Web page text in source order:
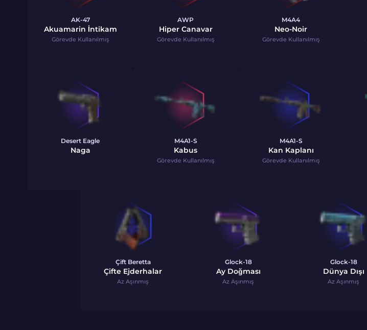
AK-47
Akuamarin İntikam
Görevde Kullanılmış
AWP
Hiper Canavar
Görevde Kullanılmış
M4A4
Neo-Noir
Görevde Kullanılmış
Desert Eagle
Naga
M4A1-S
Kabus
Görevde Kullanılmış
M4A1-S
Kan Kaplanı
Görevde Kullanılmış
Çift Beretta
Çifte Ejderhalar
Az Aşınmış
Glock-18
Ay Doğması
Az Aşınmış
Glock-18
Dünya Dışı
Az Aşınmış